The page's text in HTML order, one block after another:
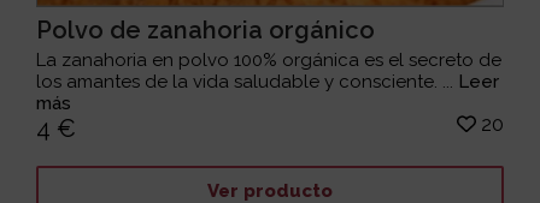
Polvo de zanahoria orgánico
La zanahoria en polvo 100% orgánica es el secreto de
los amantes de la vida saludable y consciente. ... Leer
más
4 € 20
Ver producto